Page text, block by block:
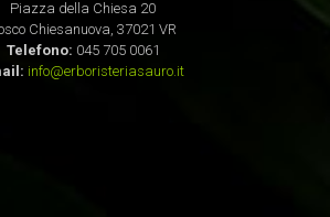
Piazza della Chiesa 20
Chiesanuova, 37021 VR
Telefono: 045 705 0061
info@erboristeriasauro.it